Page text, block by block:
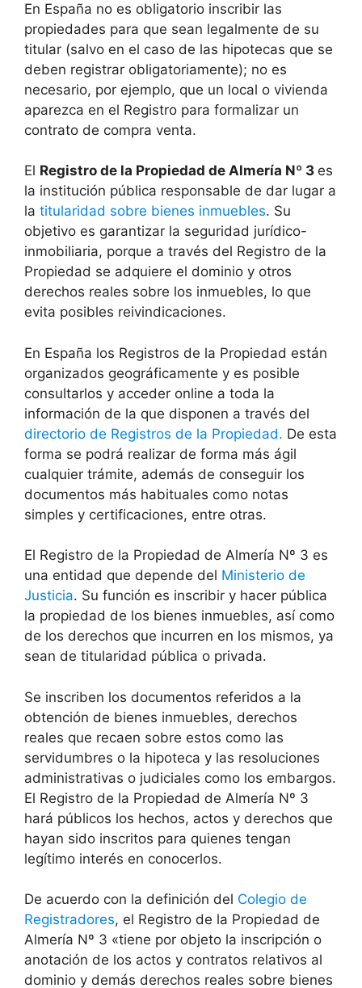
En España no es obligatorio inscribir las
propiedades para que sean legalmente de su
titular (salvo en el caso de las hipotecas que se
deben registrar obligatoriamente); no es
necesario, por ejemplo, que un local o vivienda
aparezca en el Registro para formalizar un
contrato de compra venta.
El Registro de la Propiedad de Almería Nº 3 es
la institución pública responsable de dar lugar a
la titularidad sobre bienes inmuebles. Su
objetivo es garantizar la seguridad jurídico-
inmobiliaria, porque a través del Registro de la
Propiedad se adquiere el dominio y otros
derechos reales sobre los inmuebles, lo que
evita posibles reivindicaciones.
En España los Registros de la Propiedad están
organizados geográficamente y es posible
consultarlos y acceder online a toda la
información de la que disponen a través del
directorio de Registros de la Propiedad. De esta
forma se podrá realizar de forma más ágil
cualquier trámite, además de conseguir los
documentos más habituales como notas
simples y certificaciones, entre otras.
El Registro de la Propiedad de Almería Nº 3 es
una entidad que depende del Ministerio de
Justicia. Su función es inscribir y hacer pública
la propiedad de los bienes inmuebles, así como
de los derechos que incurren en los mismos, ya
sean de titularidad pública o privada.
Se inscriben los documentos referidos a la
obtención de bienes inmuebles, derechos
reales que recaen sobre estos como las
servidumbres o la hipoteca y las resoluciones
administrativas o judiciales como los embargos.
El Registro de la Propiedad de Almería Nº 3
hará públicos los hechos, actos y derechos que
hayan sido inscritos para quienes tengan
legítimo interés en conocerlos.
De acuerdo con la definición del Colegio de
Registradores, el Registro de la Propiedad de
Almería Nº 3 «tiene por objeto la inscripción o
anotación de los actos y contratos relativos al
dominio y demás derechos reales sobre bienes